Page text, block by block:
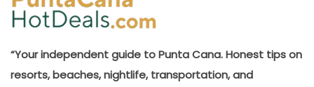
“Your independent guide to Punta Cana. Honest tips on
resorts, beaches, nightlife, transportation, and